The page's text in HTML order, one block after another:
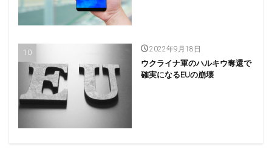
2022年9月18日
ウクライナ軍のハルキウ奪還で
確実になるEUの崩壊